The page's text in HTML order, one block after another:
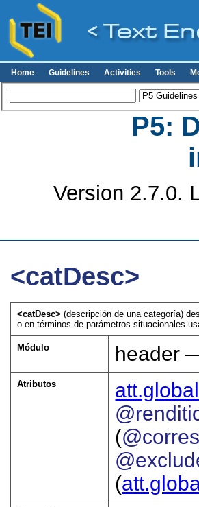
Home Guidelines Activities Tools
P5:
Version 2.7.0.
<catDesc>
<catDesc>(descripción de una categoría)
o en términos de parámetros situacionales
Módulo header
Atributos att.global
(
(